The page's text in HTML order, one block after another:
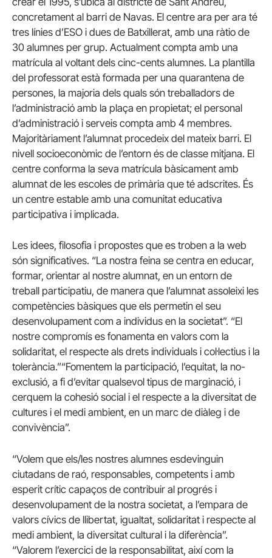
concretament al barri de Navas. El centre ara per ara té
tres línies d’ESO i dues de Batxillerat, amb una ràtio de
30 alumnes per grup. Actualment compta amb una
matrícula al voltant dels cinc-cents alumnes. La plantilla
del professorat està formada per una quarantena de
persones, la majoria dels quals són treballadors de
l’administració amb la plaça en propietat; el personal
d’administració i serveis compta amb 4 membres.
Majoritàriament l’alumnat procedeix del mateix barri. El
nivell socioeconòmic de l’entorn és de classe mitjana. El
centre conforma la seva matrícula bàsicament amb
alumnat de les escoles de primària que té adscrites. És
un centre estable amb una comunitat educativa
participativa i implicada.
Les idees, filosofia i propostes que es troben a la web
són significatives. “La nostra feina se centra en educar,
formar, orientar al nostre alumnat, en un entorn de
treball participatiu, de manera que l’alumnat assoleixi les
competències bàsiques que els permetin el seu
desenvolupament com a individus en la societat”. “El
nostre compromís es fonamenta en valors com la
solidaritat, el respecte als drets individuals i col·lectius i la
tolerància.”“Fomentem la participació, l’equitat, la no-
exclusió, a fi d’evitar qualsevol tipus de marginació, i
cerquem la cohesió social i el respecte a la diversitat de
cultures i el medi ambient, en un marc de diàleg i de
convivència”.
“Volem que els/les nostres alumnes esdevinguin
ciutadans de raó, responsables, competents i amb
esperit crític capaços de contribuir al progrés i
desenvolupament de la nostra societat, a l’empara de
valors cívics de llibertat, igualtat, solidaritat i respecte al
medi ambient, la diversitat cultural i la diferència”.
“Valorem l’exercici de la responsabilitat, així com la